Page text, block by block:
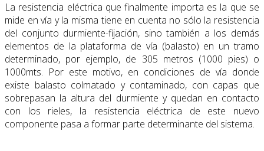
La resistencia eléctrica que finalmente importa es la que se
mide en vía y la misma tiene en cuenta no sólo la resistencia
del conjunto durmiente-fijación, sino también a los demás
elementos de la plataforma de vía (balasto) en un tramo
determinado, por ejemplo, de 305 metros (1000 pies) o
1000mts. Por este motivo, en condiciones de vía donde
existe balasto colmatado y contaminado, con capas que
sobrepasan la altura del durmiente y quedan en contacto
con los rieles, la resistencia eléctrica de este nuevo
componente pasa a formar parte determinante del sistema.